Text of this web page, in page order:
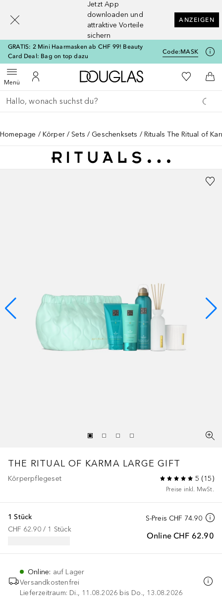
Jetzt App
downloaden und
attraktive Vorteile
sichern
ANZEIGEN
GRATIS: 2 Mini Haarmasken ab CHF 99! Beauty
Card Deal: Bag on top dazu
Code:MASK
MenüMenü öffnenZu Meinem Kundenkonto
Zur Douglas Startseite
Zu Meiner
Gehe zurück
Suche ausführen
Homepage Körper Sets Geschenksets Rituals The Ritual of
THE RITUAL OF KARMA LARGE GIFT
Körperpflegeset 5 (15)
Preise inkl. MwSt.
S-Preis CHF 74.90
Online CHF 62.90
1 Stück
CHF 62.90 / 1 Stück
Online: auf Lager
Versandkostenfrei
Lieferzeitraum: Di., 11.08.2026 bis Do., 13.08.2026
[navigation.slideout.screenreader]